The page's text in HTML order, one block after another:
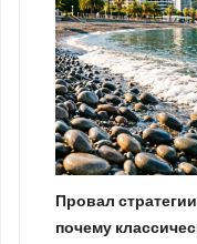
Провал
почему